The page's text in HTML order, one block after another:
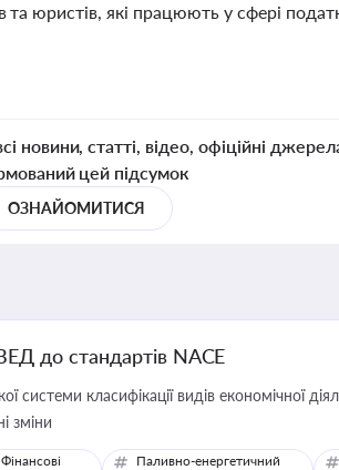
та юристів, які працюють у сфері
новини, статті, відео, офіційні
цей підсумок
ОЗНАЙОМИТИСЯ
до стандартів NACE
системи класифікації видів економічної
зміни
Фінансові
Паливно-енергетичний